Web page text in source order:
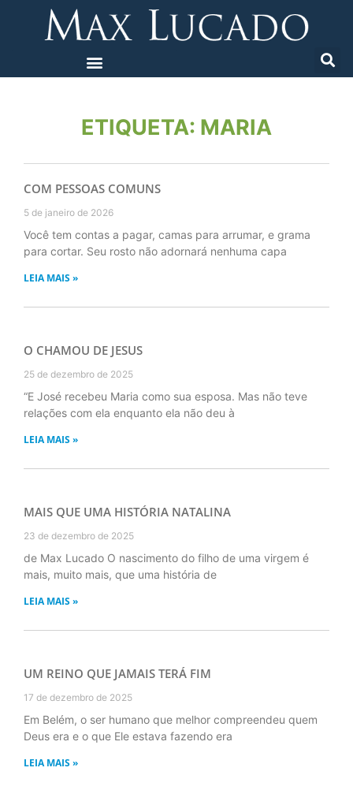
ETIQUETA: MARIA
COM PESSOAS COMUNS
5 de janeiro de 2026
Você tem contas a pagar, camas para arrumar, e grama
para cortar. Seu rosto não adornará nenhuma capa
LEIA MAIS »
O CHAMOU DE JESUS
25 de dezembro de 2025
“E José recebeu Maria como sua esposa. Mas não teve
relações com ela enquanto ela não deu à
LEIA MAIS »
MAIS QUE UMA HISTÓRIA NATALINA
23 de dezembro de 2025
de Max Lucado O nascimento do filho de uma virgem é
mais, muito mais, que uma história de
LEIA MAIS »
UM REINO QUE JAMAIS TERÁ FIM
17 de dezembro de 2025
Em Belém, o ser humano que melhor compreendeu quem
Deus era e o que Ele estava fazendo era
LEIA MAIS »